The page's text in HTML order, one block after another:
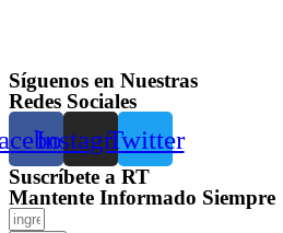
Síguenos en Nuestras
Redes Sociales
InstagramTwitter
Suscríbete a RT
Mantente Informado Siempre